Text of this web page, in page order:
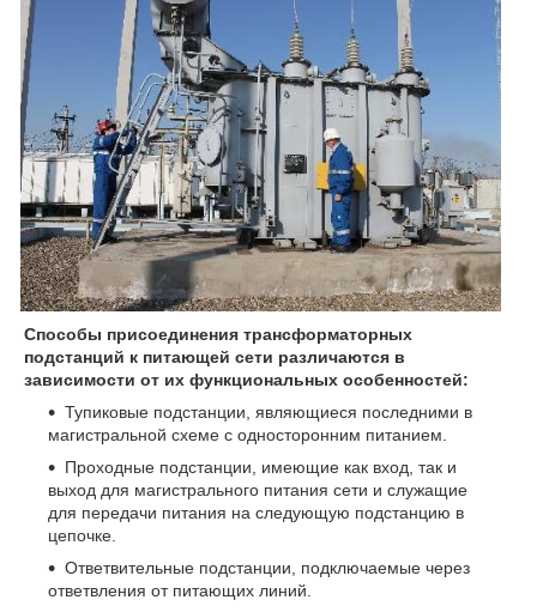
Способы присоединения трансформаторных
подстанций к питающей сети различаются в
зависимости от их функциональных особенностей:
Тупиковые подстанции, являющиеся последними в
магистральной схеме с односторонним питанием.
Проходные подстанции, имеющие как вход, так и
выход для магистрального питания сети и служащие
для передачи питания на следующую подстанцию в
цепочке.
Ответвительные подстанции, подключаемые через
ответвления от питающих линий.